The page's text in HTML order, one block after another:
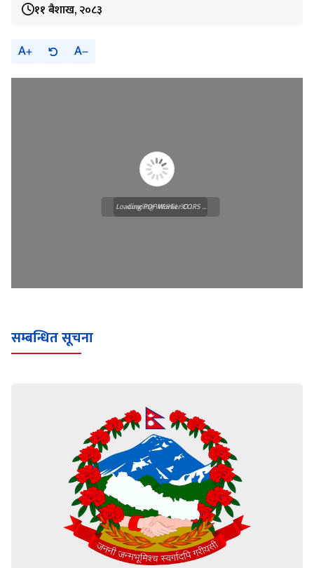
११ बैशाख, २०८३
A A
Loading WEBGL 3D ...
Loading PDF Worker CORS ...
सम्बन्धित सूचना